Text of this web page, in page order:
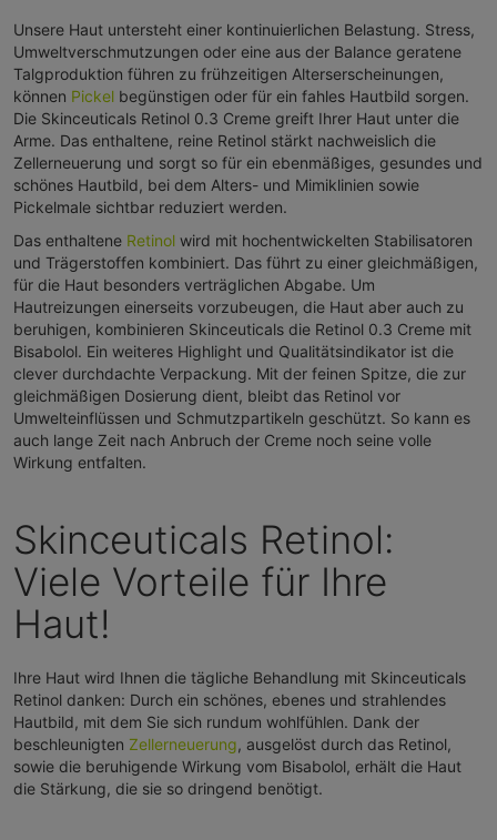
Unsere Haut untersteht einer kontinuierlichen Belastung. Stress,
Umweltverschmutzungen oder eine aus der Balance geratene
Talgproduktion führen zu frühzeitigen Alterserscheinungen,
können Pickel begünstigen oder für ein fahles Hautbild sorgen.
Die Skinceuticals Retinol 0.3 Creme greift Ihrer Haut unter die
Arme. Das enthaltene, reine Retinol stärkt nachweislich die
Zellerneuerung und sorgt so für ein ebenmäßiges, gesundes und
schönes Hautbild, bei dem Alters- und Mimiklinien sowie
Pickelmale sichtbar reduziert werden.
Das enthaltene Retinol wird mit hochentwickelten Stabilisatoren
und Trägerstoffen kombiniert. Das führt zu einer gleichmäßigen,
für die Haut besonders verträglichen Abgabe. Um
Hautreizungen einerseits vorzubeugen, die Haut aber auch zu
beruhigen, kombinieren Skinceuticals die Retinol 0.3 Creme mit
Bisabolol. Ein weiteres Highlight und Qualitätsindikator ist die
clever durchdachte Verpackung. Mit der feinen Spitze, die zur
gleichmäßigen Dosierung dient, bleibt das Retinol vor
Umwelteinflüssen und Schmutzpartikeln geschützt. So kann es
auch lange Zeit nach Anbruch der Creme noch seine volle
Wirkung entfalten.
Skinceuticals Retinol:
Viele Vorteile für Ihre
Haut!
Ihre Haut wird Ihnen die tägliche Behandlung mit Skinceuticals
Retinol danken: Durch ein schönes, ebenes und strahlendes
Hautbild, mit dem Sie sich rundum wohlfühlen. Dank der
beschleunigten Zellerneuerung, ausgelöst durch das Retinol,
sowie die beruhigende Wirkung vom Bisabolol, erhält die Haut
die Stärkung, die sie so dringend benötigt.